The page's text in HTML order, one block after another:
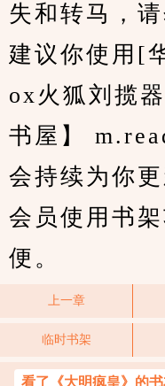
失和转马，
建议你使用[
ox火狐刘揽
书屋】
会持续为你
会员使用书
便。
上一章
临时书架
看了《大明疯皇》的